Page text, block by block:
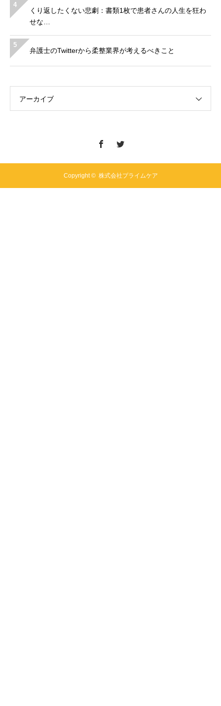
4
くり返したくない悲劇：書類1枚で患者さんの人生を狂わ
せな…
5
弁護士のTwitterから柔整業界が考えるべきこと
アーカイブ
Copyright © 株式会社プライムケア